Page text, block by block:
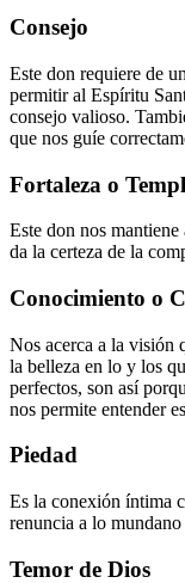
Consejo
Este don requiere de
permitir al Espíritu
consejo valioso.
que nos guíe
Fortaleza o
Este don nos
da la certeza de la
Conocimiento o
Nos acerca a la visión
la belleza en lo y los
perfectos, son así
nos permite entender
Piedad
Es la conexión íntima
renuncia a lo
Temor de Dios